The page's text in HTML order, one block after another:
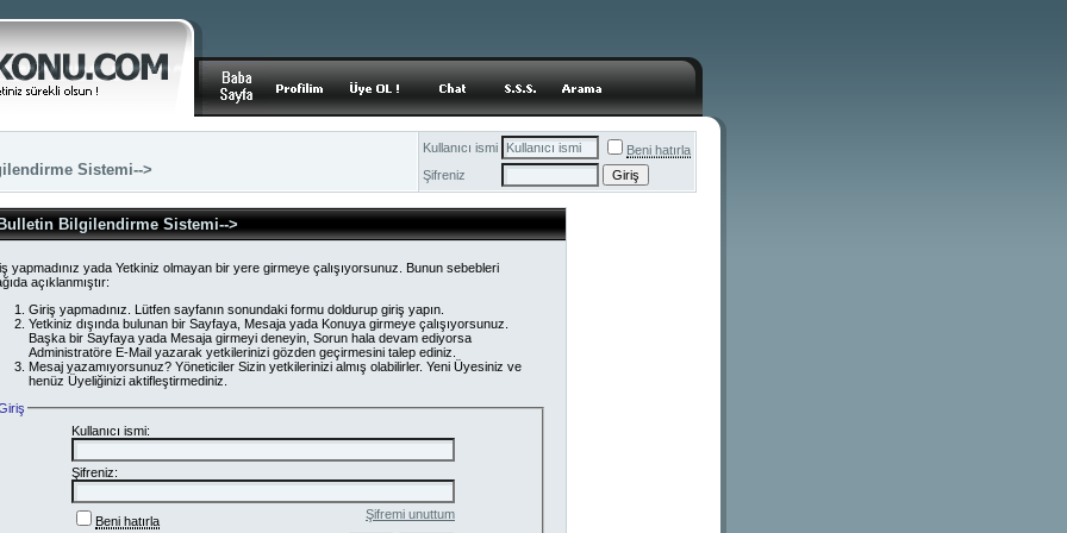
Sistemi-->
Kullanıcı ismi
Beni hatırla
Şifreniz
Bilgilendirme Sistemi-->
yapmadınız yada Yetkiniz olmayan bir yere girmeye çalışıyorsunuz. Bunun sebebleri
açıklanmıştır:
Giriş yapmadınız. Lütfen sayfanın sonundaki formu doldurup giriş yapın.
Yetkiniz dışında bulunan bir Sayfaya, Mesaja yada Konuya girmeye çalışıyorsunuz.
Başka bir Sayfaya yada Mesaja girmeyi deneyin, Sorun hala devam ediyorsa
Administratöre E-Mail yazarak yetkilerinizi gözden geçirmesini talep ediniz.
Mesaj yazamıyorsunuz? Yöneticiler Sizin yetkilerinizi almış olabilirler. Yeni Üyesiniz ve
henüz Üyeliğinizi aktifleştirmediniz.
Kullanıcı ismi:
Şifreniz:
Şifremi unuttum
Beni hatırla